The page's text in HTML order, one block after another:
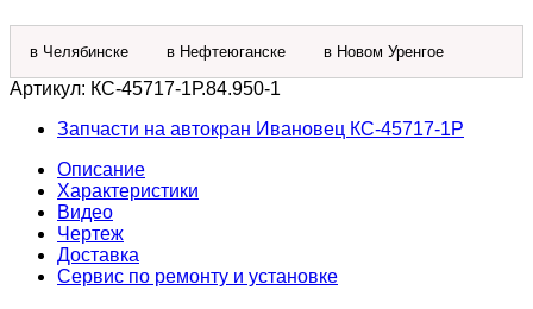
1
в Челябинске в Нефтеюганске в Новом Уренгое
Артикул: КС-45717-1Р.84.950-1
Запчасти на автокран Ивановец КС-45717-1P
Описание
Характеристики
Видео
Чертеж
Доставка
Сервис по ремонту и установке